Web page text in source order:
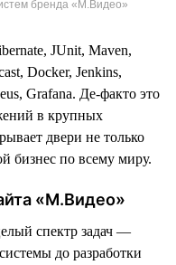
бренда «М.Видео»
JUnit, Maven,
Docker, Jenkins,
Grafana. Де-факто это
в крупных
двери не только
бизнес по всему миру.
«М.Видео»
спектр задач —
до разработки